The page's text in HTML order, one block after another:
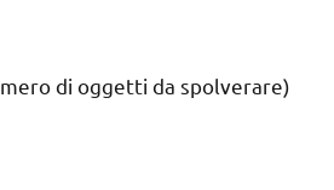
di oggetti da spolverare)